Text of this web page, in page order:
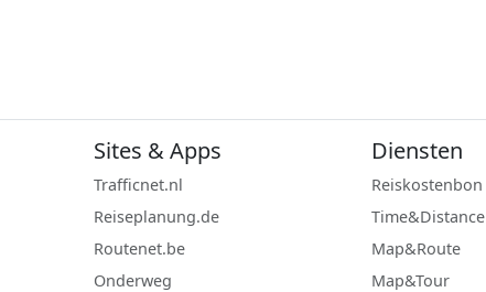
Sites & Apps
Trafficnet.nl
Reiseplanung.de
Routenet.be
Onderweg
Diensten
Reiskostenbon
Time&Distance
Map&Route
Map&Tour